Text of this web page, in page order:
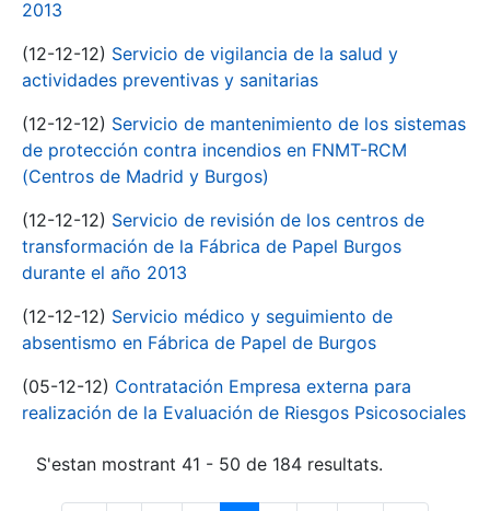
2013
(12-12-12) Servicio de vigilancia de la salud y
actividades preventivas y sanitarias
(12-12-12) Servicio de mantenimiento de los sistemas
de protección contra incendios en FNMT-RCM
(Centros de Madrid y Burgos)
(12-12-12) Servicio de revisión de los centros de
transformación de la Fábrica de Papel Burgos
durante el año 2013
(12-12-12) Servicio médico y seguimiento de
absentismo en Fábrica de Papel de Burgos
(05-12-12) Contratación Empresa externa para
realización de la Evaluación de Riesgos Psicosociales
S'estan mostrant 41 - 50 de 184 resultats.